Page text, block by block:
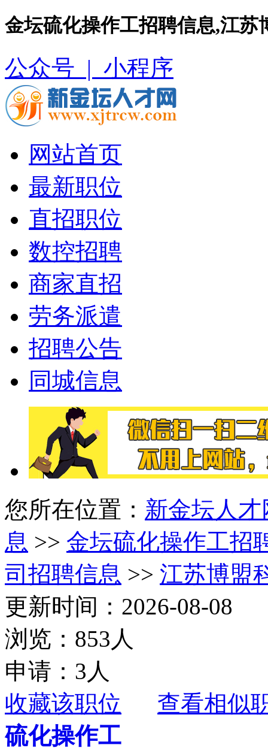
金坛硫化操作工招聘信息,江
公众号 | 小程序
网站首页
最新职位
直招职位
数控招聘
商家直招
劳务派遣
招聘公告
同城信息
您所在位置： 新金坛人才
息 >> 金坛硫化操作工招
司招聘信息 >> 江苏博盟
更新时间：2026-08-08
浏览：853人
申请：3人
收藏该职位
查看相似
硫化操作工